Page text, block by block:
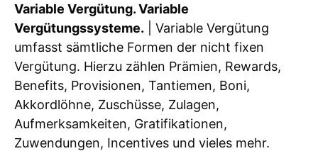
Variable Vergütung. Variable
Vergütungssysteme. | Variable Vergütung
umfasst sämtliche Formen der nicht fixen
Vergütung. Hierzu zählen Prämien, Rewards,
Benefits, Provisionen, Tantiemen, Boni,
Akkordlöhne, Zuschüsse, Zulagen,
Aufmerksamkeiten, Gratifikationen,
Zuwendungen, Incentives und vieles mehr.